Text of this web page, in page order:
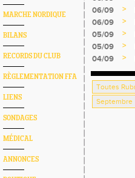
MARCHE NORDIQUE
BILANS
RECORDS DU CLUB
RÈGLEMENTATION FFA
LIENS
SONDAGES
MÉDICAL
ANNONCES
06/09
>
06/09
>
05/09
>
05/09
>
04/09
>